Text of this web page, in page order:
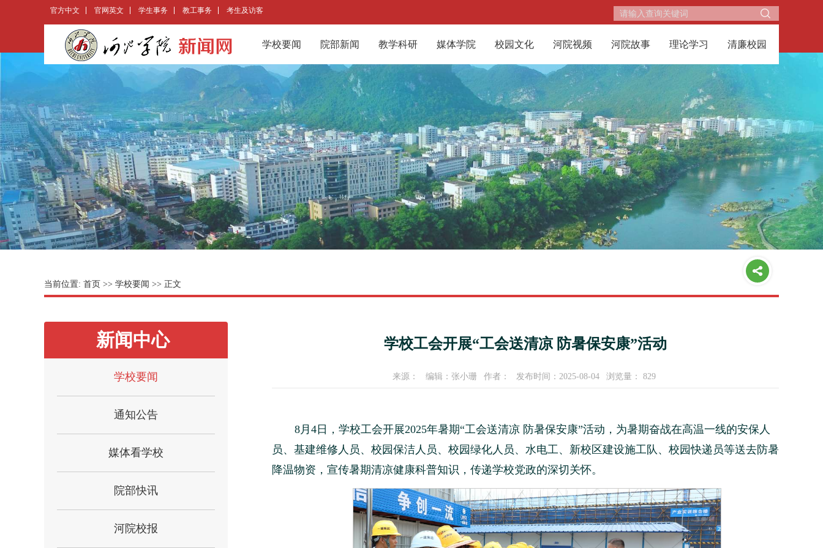
官方中文 官网英文 学生事务 教工事务 考生及访客
学校要闻 院部新闻 教学科研 媒体学院 校园文化 河院视频 河院故事 理论学习 清廉校园
当前位置: 首页 >> 学校要闻 >> 正文
新闻中心
学校要闻
通知公告
媒体看学校
院部快讯
河院校报
学校工会开展“工会送清凉 防暑保安康”活动
来源： 编辑：张小珊 作者： 发布时间：2025-08-04 浏览量： 829
8月4日，学校工会开展2025年暑期“工会送清凉 防暑保安康”活动，为暑期奋战在高温一线的安保人
员、基建维修人员、校园保洁人员、校园绿化人员、水电工、新校区建设施工队、校园快递员等送去防暑
降温物资，宣传暑期清凉健康科普知识，传递学校党政的深切关怀。